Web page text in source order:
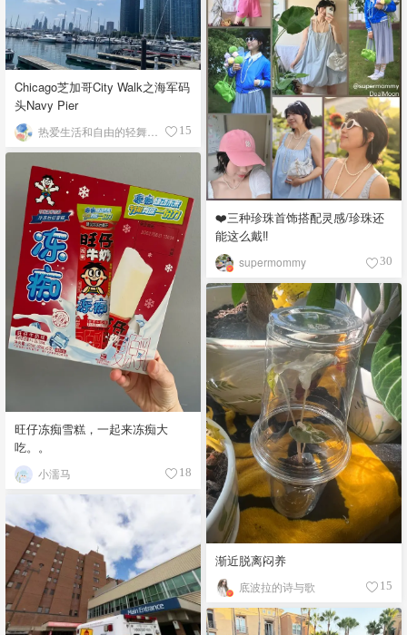
❤️三种珍珠首饰搭配灵感/珍珠还
能这么戴‼️
supermommy 30
Chicago芝加哥City Walk之海军码
头Navy Pier
15
旺仔冻痴雪糕，一起来冻痴大
吃。。
小濡马 18
渐近脱离闷养
底波拉的诗与歌 15